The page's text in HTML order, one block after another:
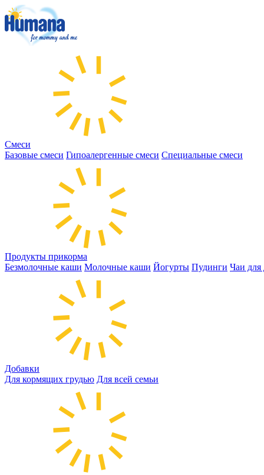
Смеси
Базовые смеси Гипоалергенные смеси Специальные смеси
Продукты прикорма
Безмолочные каши Молочные каши Йогурты Пудинги Чаи для
Добавки
Для кормящих грудью Для всей семьи